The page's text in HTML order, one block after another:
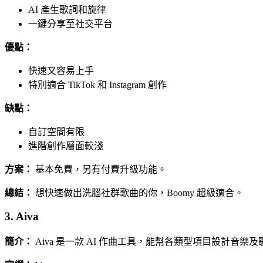
AI 產生歌詞和旋律
一鍵分享至社交平台
優點：
快速又容易上手
特別適合 TikTok 和 Instagram 創作
缺點：
自訂空間有限
進階創作層面較淺
方案： 基本免費，另有付費升級功能。
總結： 想快速做出洗腦社群歌曲的你，Boomy 超級適合。
3. Aiva
簡介： Aiva 是一款 AI 作曲工具，能幫各類型項目設計音樂及